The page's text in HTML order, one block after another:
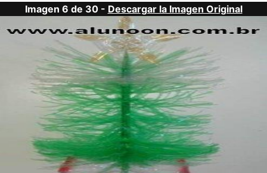
Imagen 6 de 30 - Descargar la Imagen Original